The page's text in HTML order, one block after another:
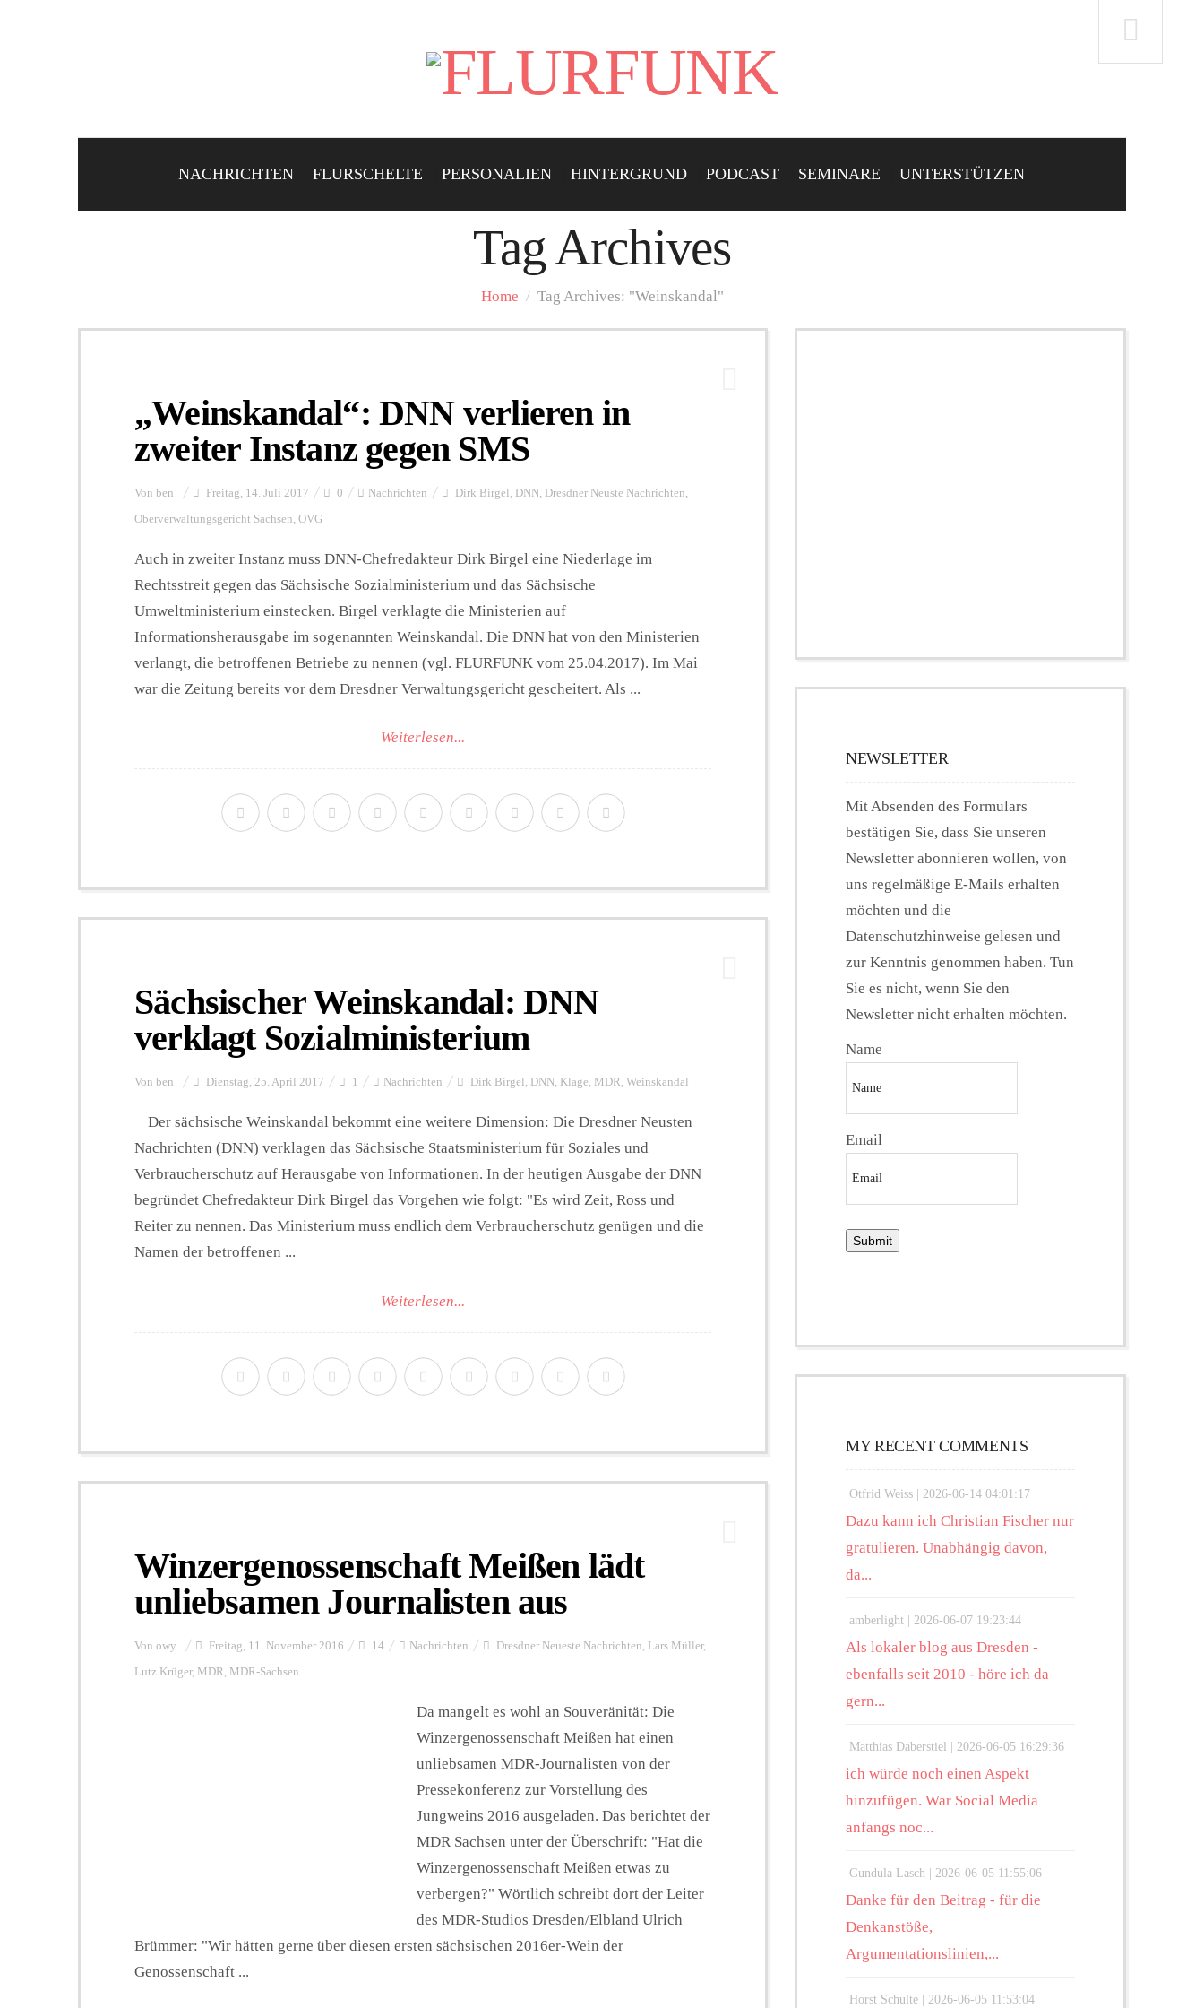
NACHRICHTEN FLURSCHELTE PERSONALIEN HINTERGRUND PODCAST SEMINARE UNTERSTÜTZEN
Tag Archives
Home / Tag Archives: "Weinskandal"
„Weinskandal“: DNN verlieren in
zweiter Instanz gegen SMS
Von ben Freitag, 14. Juli 2017 0 Nachrichten Dirk Birgel DNN Dresdner Neuste Nachrichten
Oberverwaltungsgericht Sachsen OVG
Auch in zweiter Instanz muss DNN-Chefredakteur Dirk Birgel eine Niederlage im
Rechtsstreit gegen das Sächsische Sozialministerium und das Sächsische
Umweltministerium einstecken. Birgel verklagte die Ministerien auf
Informationsherausgabe im sogenannten Weinskandal. Die DNN hat von den Ministerien
verlangt, die betroffenen Betriebe zu nennen (vgl. FLURFUNK vom 25.04.2017). Im Mai
war die Zeitung bereits vor dem Dresdner Verwaltungsgericht gescheitert. Als ...
Weiterlesen...
Sächsischer Weinskandal: DNN
verklagt Sozialministerium
Von ben Dienstag, 25. April 2017 1 Nachrichten Dirk Birgel , DNN, Klage, MDR, Weinskandal
Der sächsische Weinskandal bekommt eine weitere Dimension: Die Dresdner Neusten
Nachrichten (DNN) verklagen das Sächsische Staatsministerium für Soziales und
Verbraucherschutz auf Herausgabe von Informationen. In der heutigen Ausgabe der DNN
begründet Chefredakteur Dirk Birgel das Vorgehen wie folgt: "Es wird Zeit, Ross und
Reiter zu nennen. Das Ministerium muss endlich dem Verbraucherschutz genügen und die
Namen der betroffenen ...
Weiterlesen...
Winzergenossenschaft Meißen lädt
unliebsamen Journalisten aus
Von owy Freitag, 11. November 2016 14 Nachrichten Dresdner Neueste Nachrichten Lars Müller,
Lutz Krüger, MDR MDR-Sachsen
Da mangelt es wohl an Souveränität: Die
Winzergenossenschaft Meißen hat einen
unliebsamen MDR-Journalisten von der
Pressekonferenz zur Vorstellung des
Jungweins 2016 ausgeladen. Das berichtet der
MDR Sachsen unter der Überschrift: "Hat die
Winzergenossenschaft Meißen etwas zu
verbergen?" Wörtlich schreibt dort der Leiter
des MDR-Studios Dresden/Elbland Ulrich
Brümmer: "Wir hätten gerne über diesen ersten sächsischen 2016er-Wein der
Genossenschaft ...
NEWSLETTER
Mit Absenden des Formulars
bestätigen Sie, dass Sie unseren
Newsletter abonnieren wollen, von
uns regelmäßige E-Mails erhalten
möchten und die
Datenschutzhinweise gelesen und
zur Kenntnis genommen haben. Tun
Sie es nicht, wenn Sie den
Newsletter nicht erhalten möchten.
Name
Email
MY RECENT COMMENTS
Otfrid Weiss | 2026-06-14 04:01:17
Dazu kann ich Christian Fischer nur
gratulieren. Unabhängig davon,
da...
amberlight | 2026-06-07 19:23:44
Als lokaler blog aus Dresden -
ebenfalls seit 2010 - höre ich da
gern...
Matthias Daberstiel | 2026-06-05 16:29:36
ich würde noch einen Aspekt
hinzufügen. War Social Media
anfangs noc...
Gundula Lasch | 2026-06-05 11:55:06
Danke für den Beitrag - für die
Denkanstöße,
Argumentationslinien,...
Horst Schulte | 2026-06-05 11:53:04